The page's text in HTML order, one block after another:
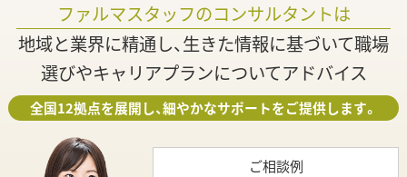
ファルマスタッフのコンサルタントは
地域と業界に精通し、生きた情報に基づいて職場
選びやキャリアプランについてアドバイス
全国12拠点を展開し、細やかなサポートをご提供します。
ご相談例